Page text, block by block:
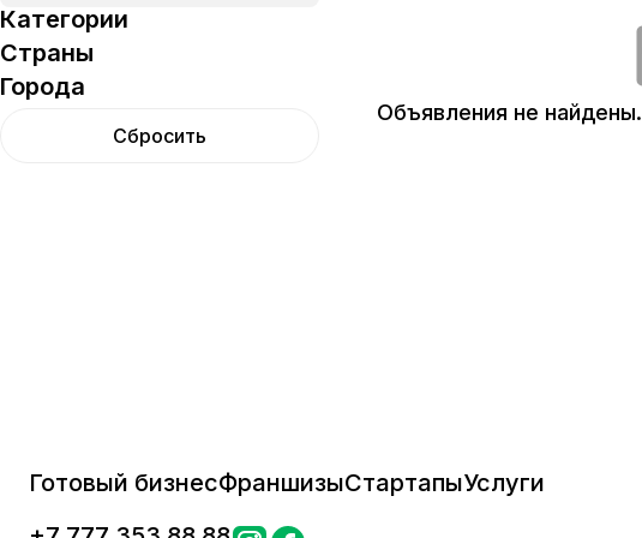
Категории
Страны
Города
Сбросить
Объявления не найдены.
Готовый бизнесФраншизыСтартапыУслуги